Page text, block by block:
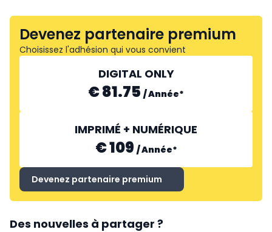
Devenez partenaire premium
Choisissez l'adhésion qui vous convient
DIGITAL ONLY
€ 81.75 /Année*
IMPRIMÉ + NUMÉRIQUE
€ 109 /Année*
Devenez partenaire premium
Des nouvelles à partager ?